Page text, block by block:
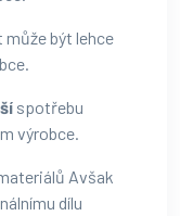
být lehce
spotřebu
výrobce.
Avšak
dílu